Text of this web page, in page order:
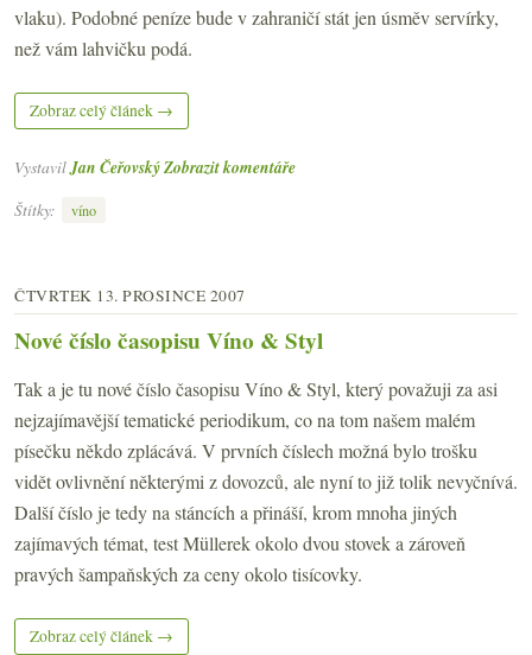
vlaku). Podobné peníze bude v zahraničí stát jen úsměv servírky,
než vám lahvičku podá.
Zobraz celý článek →
Vystavil Jan ČeřovskýZobrazit komentáře
Štítky:
víno
ČTVRTEK 13. PROSINCE 2007
Nové číslo časopisu Víno & Styl
Tak a je tu nové číslo časopisu Víno & Styl, který považuji za asi
nejzajímavější tematické periodikum, co na tom našem malém
písečku někdo zplácává. V prvních číslech možná bylo trošku
vidět ovlivnění některými z dovozců, ale nyní to již tolik nevyčnívá.
Další číslo je tedy na stáncích a přináší, krom mnoha jiných
zajímavých témat, test Müllerek okolo dvou stovek a zároveň
pravých šampaňských za ceny okolo tisícovky.
Zobraz celý článek →